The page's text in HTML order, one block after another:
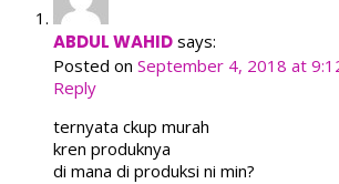
ABDUL WAHID says:
Posted on September 4, 2018 at
Reply
ternyata ckup murah
kren produknya
di mana di produksi ni min?